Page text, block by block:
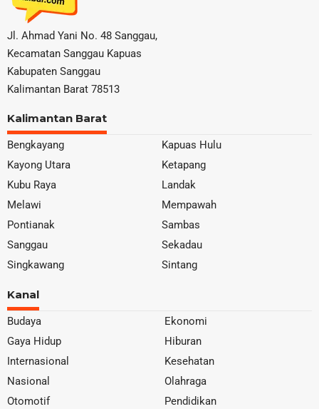
Jl. Ahmad Yani No. 48 Sanggau,
Kecamatan Sanggau Kapuas
Kabupaten Sanggau
Kalimantan Barat 78513
Kalimantan Barat
Bengkayang
Kapuas Hulu
Kayong Utara
Ketapang
Kubu Raya
Landak
Melawi
Mempawah
Pontianak
Sambas
Sanggau
Sekadau
Singkawang
Sintang
Kanal
Budaya
Ekonomi
Gaya Hidup
Hiburan
Internasional
Kesehatan
Nasional
Olahraga
Otomotif
Pendidikan